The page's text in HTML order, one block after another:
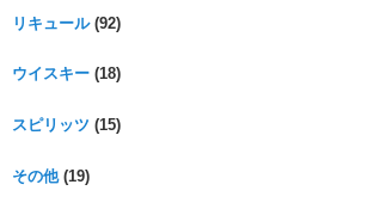
リキュール(92)
ウイスキー (18)
スピリッツ (15)
その他(19)